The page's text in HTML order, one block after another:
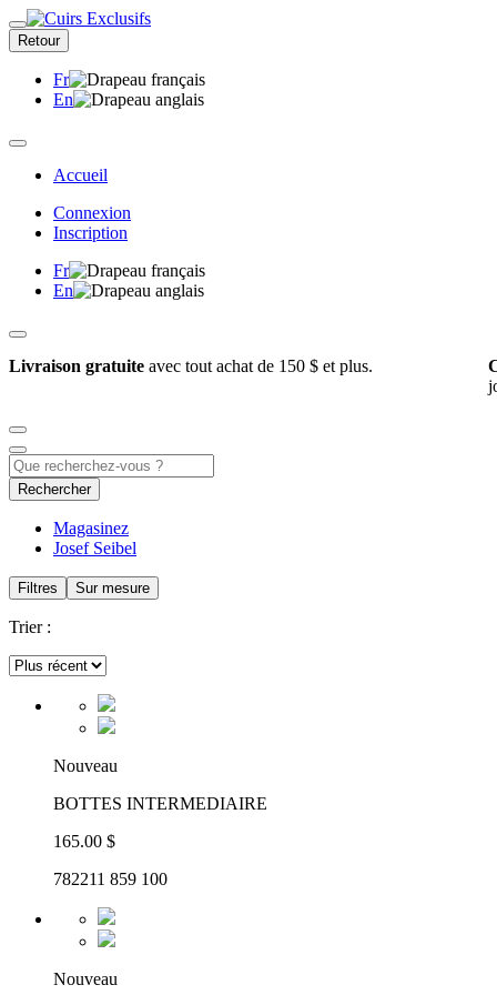
Retour
Fr
En
Accueil
Connexion
Inscription
Fr
En
Livraison gratuite avec tout achat de 150 $ et plus.
Rechercher
Magasinez
Josef Seibel
Filtres Sur mesure
Trier :
Nouveau
BOTTES INTERMEDIAIRE
165.00 $
782211 859 100
Nouveau